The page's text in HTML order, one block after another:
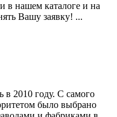
в нашем каталоге и на
Вашу заявку! ...
в 2010 году. С самого
было выбрано